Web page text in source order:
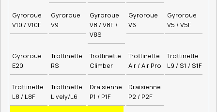
Gyroroue
V10 / V10F
Gyroroue
V9
Gyroroue
V8 / V8F /
V8S
Gyroroue
V6
Gyroroue
V5 / V5F
Gyroroue
E20
Trottinette
RS
Trottinette
Climber
Trottinette
Air / Air Pro
Trottinette
L9 / S1 / S1F
Trottinette
L8 / L8F
Trottinette
Lively/L6
Draisienne
P1 / P1F
Draisienne
P2 / P2F